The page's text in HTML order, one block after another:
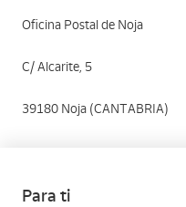
Oficina Postal de Noja
C/ Alcarite, 5
39180 Noja (CANTABRIA)
Para ti